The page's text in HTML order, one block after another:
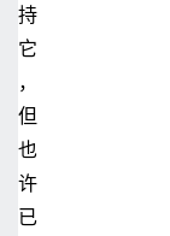
持
它
，
但
也
许
已